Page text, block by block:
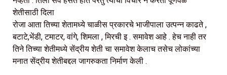
शेतीसाठी दिला
रोजा आता तिच्या शेतामध्ये चाळीस प्रकारचे भाजीपाला उत्पन्न काढते ,
बटाटे,भेंडी, टमाटर, वांगे, शिमला , मिरची इ . समावेश आहे . हेच नाही तर
तिने तिच्या शेतीमध्ये सेंद्रीय शेती चा समावेश केलाच तसेच लोकांच्या
मनात सेंद्रीय शेतीबद्दल जागरुकता निर्माण केली .